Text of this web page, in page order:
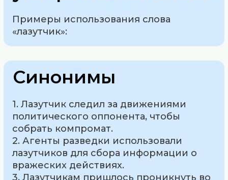
Примеры использования слова
«лазутчик»:
Синонимы
1. Лазутчик следил за движениями
политического оппонента, чтобы
собрать компромат.
2. Агенты разведки использовали
лазутчиков для сбора информации о
вражеских действиях.
3. Лазутчикам пришлось проникнуть во